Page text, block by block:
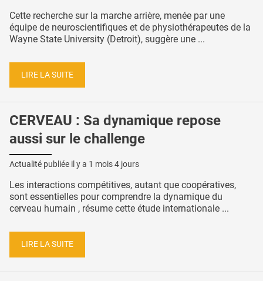
Cette recherche sur la marche arrière, menée par une
équipe de neuroscientifiques et de physiothérapeutes de la
Wayne State University (Detroit), suggère une ...
LIRE LA SUITE
CERVEAU : Sa dynamique repose
aussi sur le challenge
Actualité publiée il y a 1 mois 4 jours
Les interactions compétitives, autant que coopératives,
sont essentielles pour comprendre la dynamique du
cerveau humain , résume cette étude internationale ...
LIRE LA SUITE